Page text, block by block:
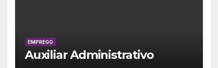
EMPREGO
Auxiliar Administrativo